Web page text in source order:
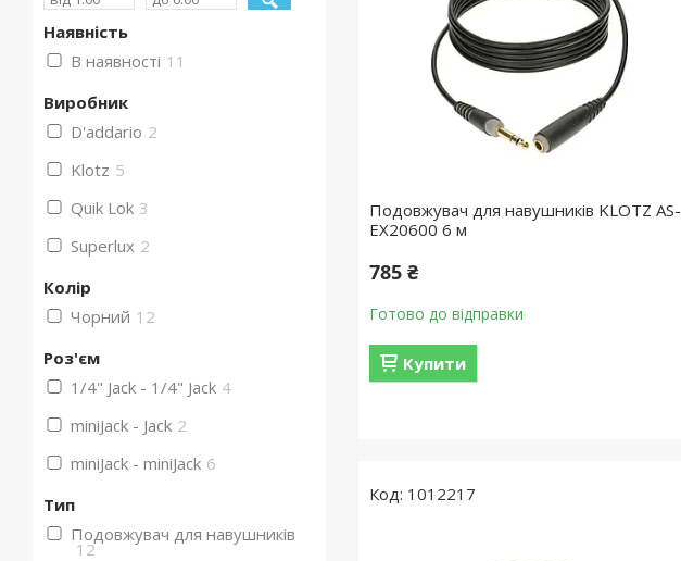
Подовжувач для навушників KLOTZ AS-
EX20600 6 м
785 ₴
Готово до відправки
Купити
1012217
Наявність
В наявності 11
Виробник
D'addario 2
Klotz 5
Quik Lok 3
Superlux 2
Колір
Чорний 12
Роз'єм
1/4" Jack - 1/4" Jack 4
miniJack - Jack 2
miniJack - miniJack 6
Тип
Подовжувач для навушників
12